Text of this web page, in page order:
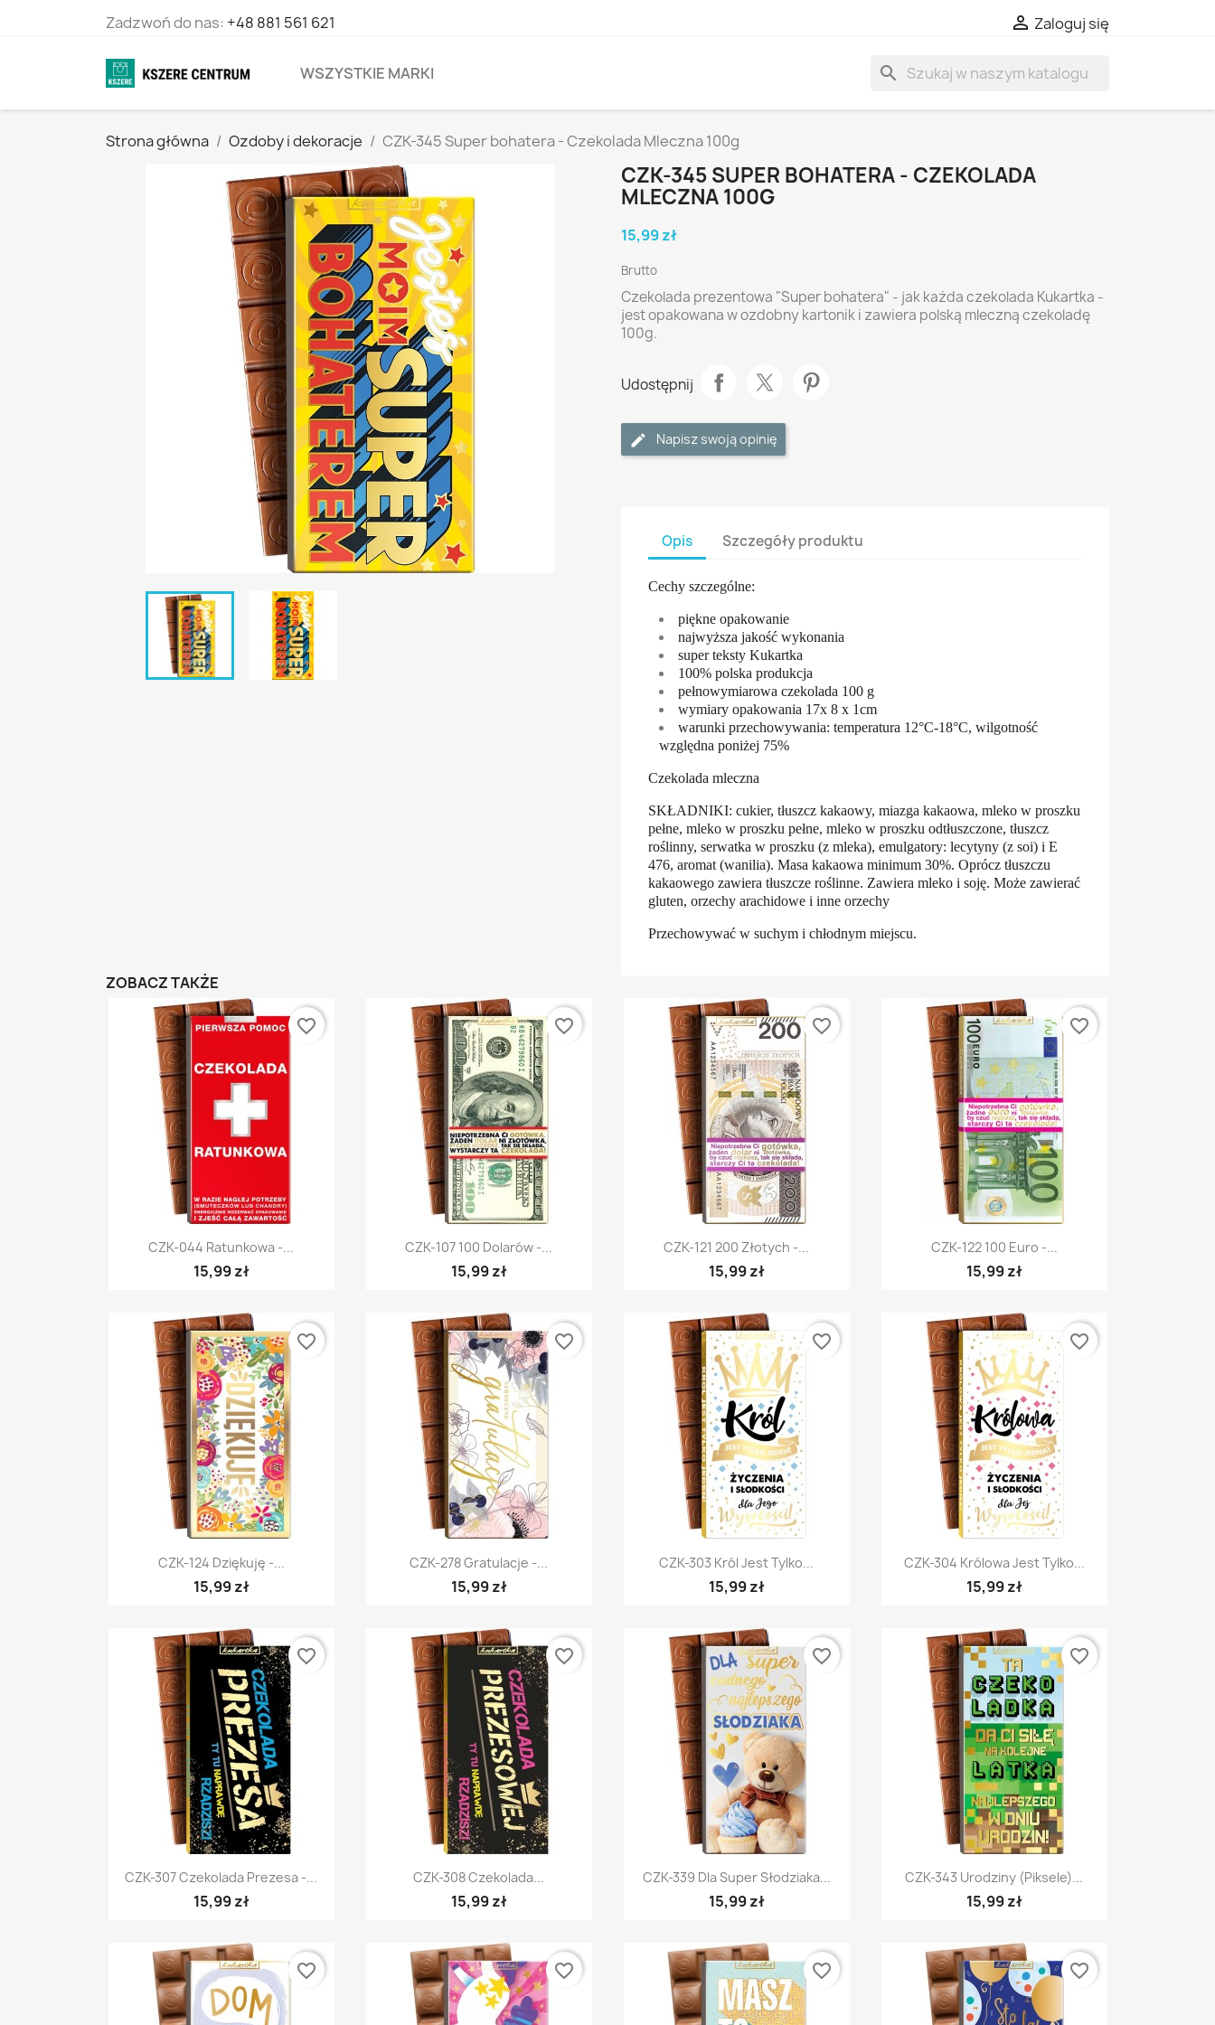
Zadzwoń do nas: +48 881 561 621  Zaloguj się
WSZYSTKIE MARKI search
Strona główna Ozdoby i dekoracje CZK-345 Super bohatera - Czekolada Mleczna 100g
CZK-345 SUPER BOHATERA - CZEKOLADA
MLECZNA 100G
15,99 zł
Brutto
Czekolada prezentowa "Super bohatera" - jak każda czekolada Kukartka -
jest opakowana w ozdobny kartonik i zawiera polską mleczną czekoladę
100g.
Udostępnij
Napisz swoją opinię
Opis Szczegóły produktu
Cechy szczególne:
piękne opakowanie
najwyższa jakość wykonania
super teksty Kukartka
100% polska produkcja
pełnowymiarowa czekolada 100 g
wymiary opakowania 17x 8 x 1cm
warunki przechowywania: temperatura 12°C-18°C, wilgotność
względna poniżej 75%
Czekolada mleczna
SKŁADNIKI: cukier, tłuszcz kakaowy, miazga kakaowa, mleko w proszku
pełne, mleko w proszku pełne, mleko w proszku odtłuszczone, tłuszcz
roślinny, serwatka w proszku (z mleka), emulgatory: lecytyny (z soi) i E
476, aromat (wanilia). Masa kakaowa minimum 30%. Oprócz tłuszczu
kakaowego zawiera tłuszcze roślinne. Zawiera mleko i soję. Może zawierać
gluten, orzechy arachidowe i inne orzechy
Przechowywać w suchym i chłodnym miejscu.
ZOBACZ TAKŻE
Szybki podgląd
CZK-044 Ratunkowa -...
15,99 zł
favorite_border
Szybki podgląd
CZK-107 100 Dolarów -...
15,99 zł
favorite_border
Szybki podgląd
CZK-121 200 Złotych -...
15,99 zł
favorite_border
Szybki podgląd
CZK-122 100 Euro -...
15,99 zł
favorite_border
Szybki podgląd
CZK-124 Dziękuję -...
15,99 zł
favorite_border
 Szybki podgląd
CZK-278 Gratulacje -...
15,99 zł
favorite_border
Szybki podgląd
CZK-303 Król Jest Tylko...
15,99 zł
favorite_border
Szybki podgląd
CZK-304 Królowa Jest Tylko...
15,99 zł
favorite_border
Szybki podgląd
CZK-307 Czekolada Prezesa -...
15,99 zł
favorite_border
Szybki podgląd
CZK-308 Czekolada...
15,99 zł
favorite_border
Szybki podgląd
CZK-339 Dla Super Słodziaka...
15,99 zł
favorite_border
Szybki podgląd
CZK-343 Urodziny (piksele)...
15,99 zł
favorite_border
favorite_border favorite_border favorite_border favorite_border